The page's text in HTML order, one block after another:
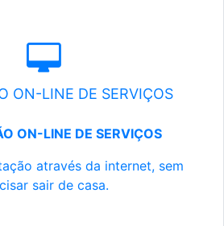
ON-LINE DE SERVIÇOS
ON-LINE DE SERVIÇOS
através da internet, sem
sair de casa.